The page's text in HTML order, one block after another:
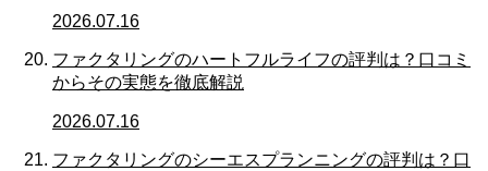
2026.07.16
ファクタリングのハートフルライフの評判は？口コミ
からその実態を徹底解説
2026.07.16
ファクタリングのシーエスプランニングの評判は？口